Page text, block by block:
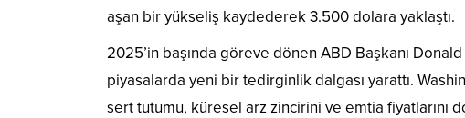
aşan bir yükseliş kaydederek 3.500 dolara yaklaştı.
2025’in başında göreve dönen ABD Başkanı
piyasalarda yeni bir tedirginlik dalgası yarattı.
sert tutumu, küresel arz zincirini ve emtia fiyatlarını